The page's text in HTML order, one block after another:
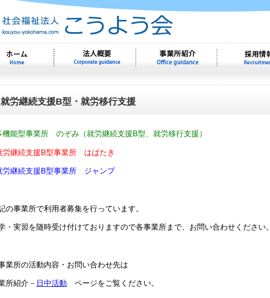
就労継続支援B型・就労移行支援
機能型事業所 のぞみ（就労継続支援B型、就労移行支援）
労継続支援B型事業所 はばたき
労継続支援B型事業所 ジャンプ
の事業所で利用者募集を行っています。
・実習を随時受け付けておりますので各事業所まで、お問い合わせください。
業所の活動内容・お問い合わせ先は
所紹介－ 日中活動 ページをご覧ください。